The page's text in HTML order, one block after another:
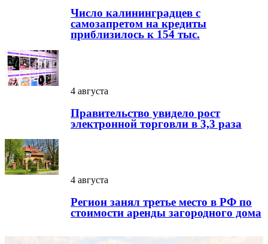
Число калининградцев с
самозапретом на кредиты
приблизилось к 154 тыс.
4 августа
Правительство увидело рост
электронной торговли в 3,3 раза
4 августа
Регион занял третье место в РФ по
стоимости аренды загородного дома